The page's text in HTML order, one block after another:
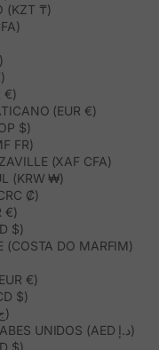
(KZT ₸)
€)
(EUR €)
$)
FR)
(XAF CFA)
(KRW ₩)
₡)
€)
$)
(COSTA DO MARFIM)
€)
$)
EGITO (EGP ج.م)
EMIRADOS ÁRABES UNIDOS (AED د.إ)
$)